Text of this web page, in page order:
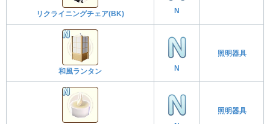
リクライニングチェア(BK) N
和風ランタン N
照明器具
照明器具